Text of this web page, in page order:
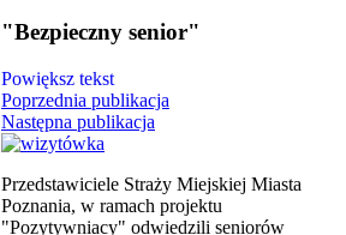
"Bezpieczny senior"
Powiększ tekst
Poprzednia publikacja
Następna publikacja
Przedstawiciele Straży Miejskiej Miasta
Poznania, w ramach projektu
"Pozytywniacy" odwiedzili seniorów